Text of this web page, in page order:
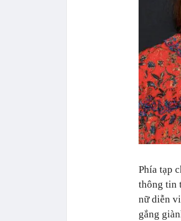
Phía tạp
thông tin
nữ diễn
gắng